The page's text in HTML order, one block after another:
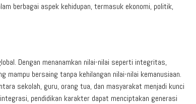
berbagai aspek kehidupan, termasuk ekonomi, politik,
Dengan menanamkan nilai-nilai seperti integritas,
mampu bersaing tanpa kehilangan nilai-nilai kemanusiaan.
sekolah, guru, orang tua, dan masyarakat menjadi kunci
pendidikan karakter dapat menciptakan generasi